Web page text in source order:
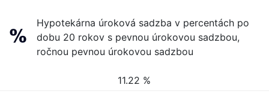
Hypotekárna úroková sadzba v percentách po
dobu 20 rokov s pevnou úrokovou sadzbou,
ročnou pevnou úrokovou sadzbou
11.22 %